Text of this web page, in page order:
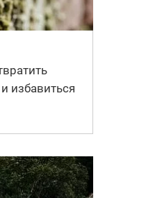
избавиться